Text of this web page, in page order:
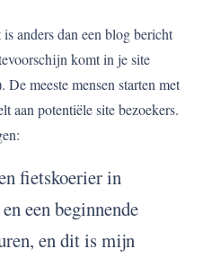
anders dan een blog bericht
komt in je site
De meeste mensen starten met
aan potentiële site bezoekers.
fietskoerier in
een beginnende
en dit is mijn